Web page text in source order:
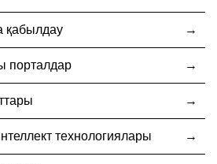
қабылдау
порталдар
технологиялары